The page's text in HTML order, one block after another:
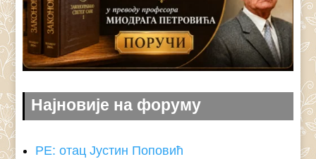
Најновије на форуму
РЕ: отац Јустин Поповић